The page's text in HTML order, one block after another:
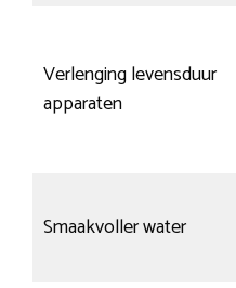
Verlenging levensduur
apparaten
Smaakvoller water